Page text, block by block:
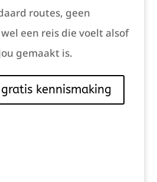
routes, geen
wel een reis die voelt alsof
gemaakt is.
kennismaking